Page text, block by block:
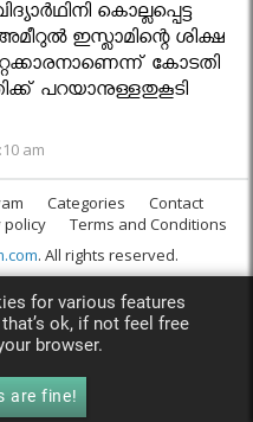
കൊല്ലപ്പെട്ട
ഇസ്ലാമിന്റെ ശിക്ഷ
കോടതി
പറയാനുള്ളതുകൂടി
am
Categories
Contact
policy
Terms and Conditions
. All rights reserved.
for various features
ok, if not feel free
browser.
are fine!